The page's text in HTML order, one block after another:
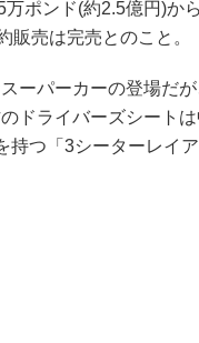
ポンド(約2.5億円)か
販売は完売とのこと。
ーパーカーの登場だ
ドライバーズシート
つ「3シーターレイ